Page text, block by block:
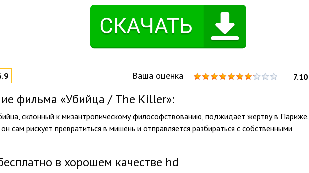
Ваша оценка 7.10
фильма «Убийца / The Killer»:
склонный к мизантропическому философствованию, поджидает жертву в Париже.
сам рискует превратиться в мишень и отправляется разбираться с собственными
в хорошем качестве hd